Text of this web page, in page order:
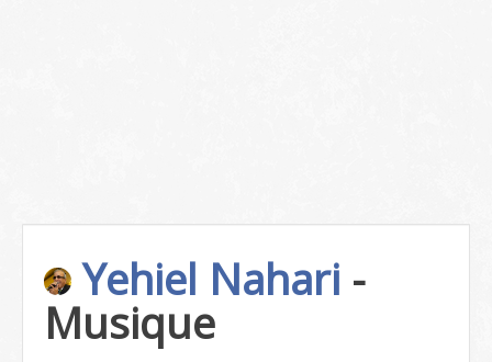
Yehiel Nahari -
Musique